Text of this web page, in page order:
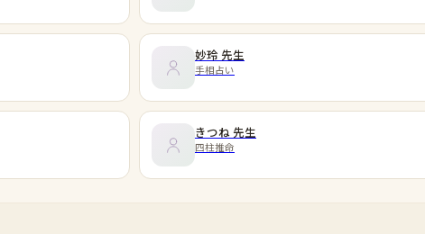
妙玲 先生
手相占い
きつね 先生
四柱推命